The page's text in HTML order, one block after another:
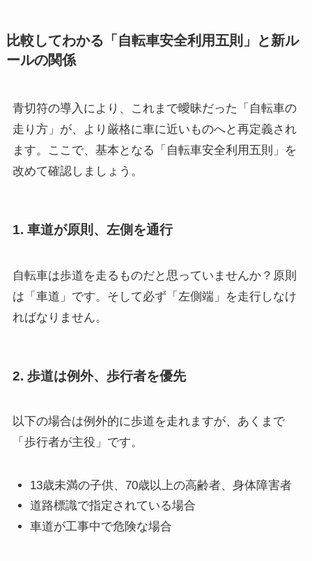
比較してわかる「自転車安全利用五則」と新ル
ールの関係
青切符の導入により、これまで曖昧だった「自転車の
走り方」が、より厳格に車に近いものへと再定義され
ます。ここで、基本となる「自転車安全利用五則」を
改めて確認しましょう。
1. 車道が原則、左側を通行
自転車は歩道を走るものだと思っていませんか？原則
は「車道」です。そして必ず「左側端」を走行しなけ
ればなりません。
2. 歩道は例外、歩行者を優先
以下の場合は例外的に歩道を走れますが、あくまで
「歩行者が主役」です。
13歳未満の子供、70歳以上の高齢者、身体障害者
道路標識で指定されている場合
車道が工事中で危険な場合